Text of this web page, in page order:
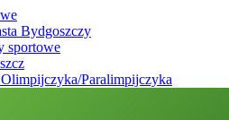
Bydgoszczy
sportowe
Paralimpijczyka